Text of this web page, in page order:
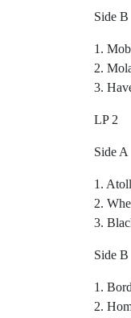
Side B
1.
2.
3.
LP 2
Side A
1. Atoll
2.
3.
Side B
1.
2.